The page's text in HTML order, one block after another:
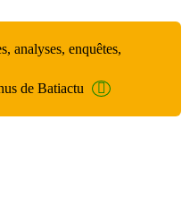
analyses, enquêtes,
de Batiactu